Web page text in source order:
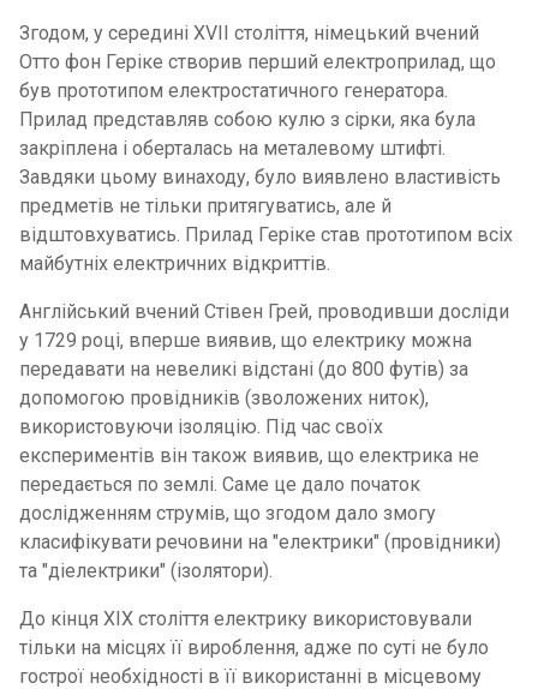
Згодом, у середині XVII століття, німецький вчений
Отто фон Геріке створив перший електроприлад, що
був прототипом електростатичного генератора.
Прилад представляв собою кулю з сірки, яка була
закріплена і оберталась на металевому штифті.
Завдяки цьому винаходу, було виявлено властивість
предметів не тільки притягуватись, але й
відштовхуватись. Прилад Геріке став прототипом всіх
майбутніх електричних відкриттів.
Англійський вчений Стівен Грей, проводивши досліди
у 1729 році, вперше виявив, що електрику можна
передавати на невеликі відстані (до 800 футів) за
допомогою провідників (зволожених ниток),
використовуючи ізоляцію. Під час своїх
експериментів він також виявив, що електрика не
передається по землі. Саме це дало початок
дослідженням струмів, що згодом дало змогу
класифікувати речовини на "електрики" (провідники)
та "діелектрики" (ізолятори).
До кінця XIX століття електрику використовували
тільки на місцях її вироблення, адже по суті не було
гострої необхідності в її використанні в місцевому